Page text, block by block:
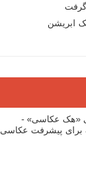
ابریشن
«هک عکاسی» -
برای پیشرفت عکاسی